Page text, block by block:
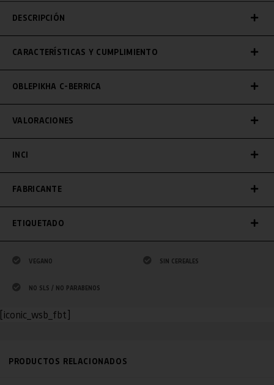
DESCRIPCIÓN
CARACTERÍSTICAS Y CUMPLIMIENTO
OBLEPIKHA C-BERRICA
VALORACIONES
INCI
FABRICANTE
ETIQUETADO
VEGANO SIN CEREALES
NO SLS / NO PARABENOS
[iconic_wsb_fbt]
PRODUCTOS RELACIONADOS